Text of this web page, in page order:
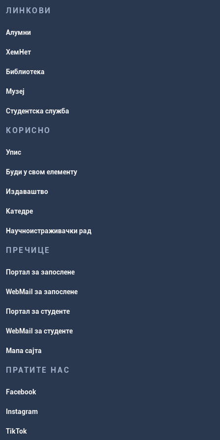
Повереник за равноправност
Студентске организације
рокови
ЛИНКОВИ
Алумни
ХемНет
Библиотека
Музеј
Студентска служба
КОРИСНО
Упис
Буди у свом елементу
Издаваштво
Катедре
Научноистраживачки рад
ПРЕЧИЦЕ
Портал за запослене
WebMail за запослене
Портал за студенте
WebMail за студенте
Мапа сајта
ПРАТИТЕ НАС
Facebook
Instagram
TikTok